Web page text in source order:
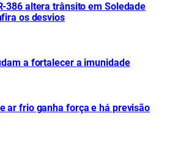
386 altera trânsito em Soledade
os desvios
a fortalecer a imunidade
ar frio ganha força e há previsão